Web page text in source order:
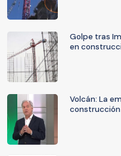
Golpe tras
en
Volcán: La